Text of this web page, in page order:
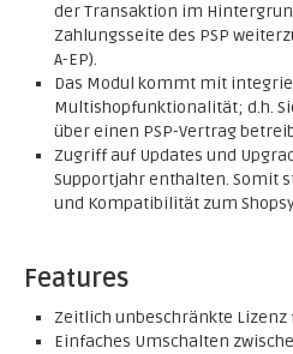
der Transaktion im
Zahlungsseite des PSP
A-EP).
Das Modul kommt mit
Multishopfunktionalität; d.h.
über einen PSP-Vertrag
Zugriff auf Updates und
Supportjahr enthalten. Somit
und Kompatibilität zum
Features
Zeitlich unbeschränkte Lizenz
Einfaches Umschalten